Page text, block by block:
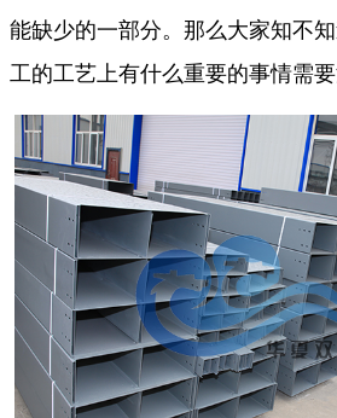
能缺少的一部分。那么大家知不
工的工艺上有什么重要的事情需